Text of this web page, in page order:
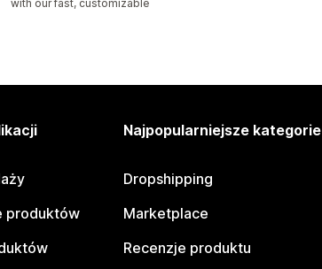
with our fast, customizable
produktów
Najpopularniejsze kategorie
Dropshipping
Marketplace
Recenzje produktu